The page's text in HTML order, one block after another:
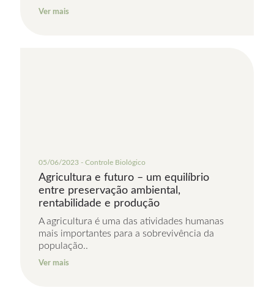
Ver mais
05/06/2023 - Controle Biológico
Agricultura e futuro – um equilíbrio
entre preservação ambiental,
rentabilidade e produção
A agricultura é uma das atividades humanas
mais importantes para a sobrevivência da
população..
Ver mais